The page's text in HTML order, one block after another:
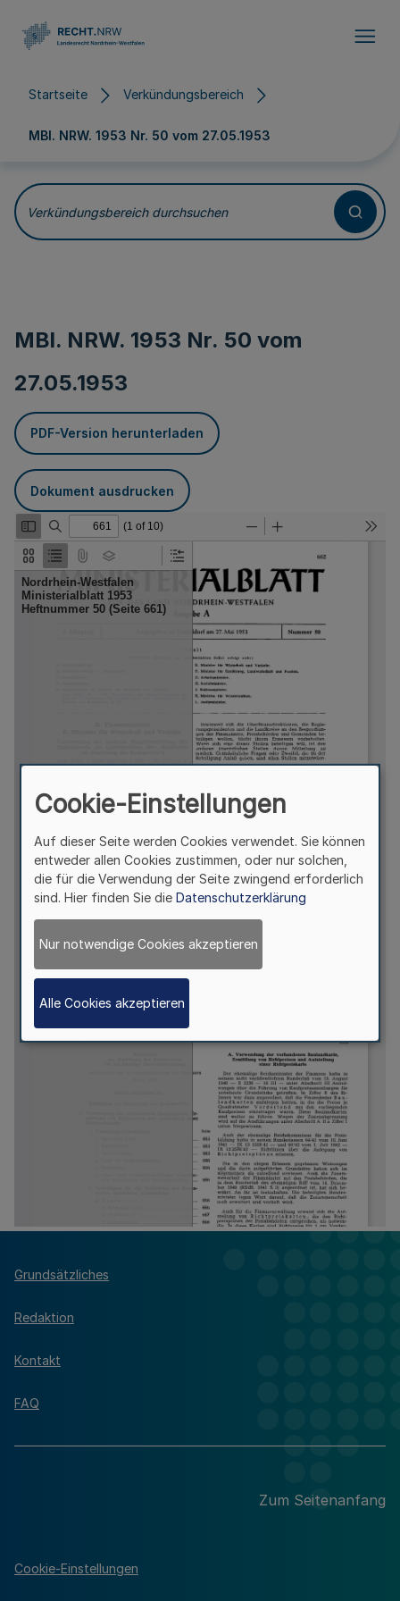
Startseite Verkündungsbereich
MBl. NRW. 1953 Nr. 50 vom 27.05.1953
Verkündungsbereich durchsuchen
MBl. NRW. 1953 Nr. 50 vom
27.05.1953
PDF-Version herunterladen
Dokument ausdrucken
Grundsätzliches
Redaktion
Kontakt
FAQ
Zum Seitenanfang
Cookie-Einstellungen
Cookie-Einstellungen
Auf dieser Seite werden Cookies verwendet. Sie können
entweder allen Cookies zustimmen, oder nur solchen,
die für die Verwendung der Seite zwingend erforderlich
sind. Hier finden Sie die Datenschutzerklärung
Nur notwendige Cookies akzeptieren
Alle Cookies akzeptieren